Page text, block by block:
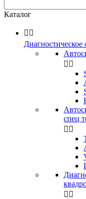
Каталог
 
Диагностическое
 
спец
 
 